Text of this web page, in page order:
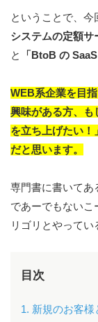
ということで、今
システムの定額サ
と
「BtoB の
WEB系企業を目
興味がある方、も
を立ち上げたい
だと思います。
専門書に書いてあ
であーでもない
リゴリとやってい
目次
1. 新規のお客